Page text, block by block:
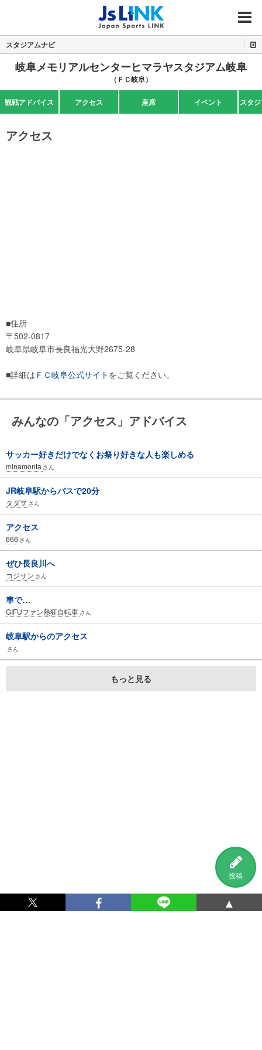
MENU
投稿
スタジアムナビ
岐阜メモリアルセンターヒマラヤスタジアム岐阜
（ＦＣ岐阜）
観戦アドバイス アクセス 座席 イベント スタ
アクセス
■住所
〒502-0817
岐阜県岐阜市長良福光大野2675-28
■詳細は ＦＣ岐阜公式サイト をご覧ください。
みんなの「アクセス」アドバイス
サッカー好きだけでなくお祭り好きな人も楽しめる
minamonta さん
JR岐阜駅からバスで20分
タダヲ さん
アクセス
666 さん
ぜひ長良川へ
コジサン さん
車で…
GIFUファン熱狂自転車 さん
岐阜駅からのアクセス
さん
もっと見る
▲